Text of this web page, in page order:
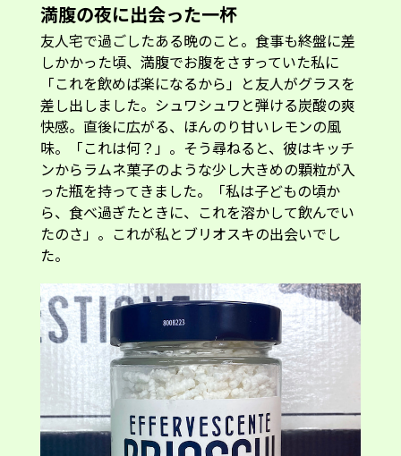
満腹の夜に出会った一杯
友人宅で過ごしたある晩のこと。食事も終盤に差
しかかった頃、満腹でお腹をさすっていた私に
「これを飲めば楽になるから」と友人がグラスを
差し出しました。シュワシュワと弾ける炭酸の爽
快感。直後に広がる、ほんのり甘いレモンの風
味。「これは何？」。そう尋ねると、彼はキッチ
ンからラムネ菓子のような少し大きめの顆粒が入
った瓶を持ってきました。「私は子どもの頃か
ら、食べ過ぎたときに、これを溶かして飲んでい
たのさ」。これが私とブリオスキの出会いでし
た。